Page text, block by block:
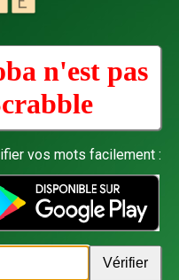
n'est pas
vos mots facilement :